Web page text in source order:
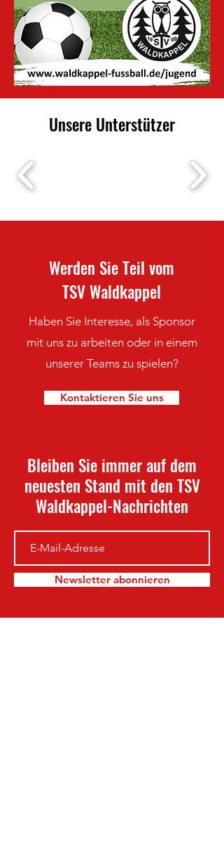
Unsere Unterstützer
Werden Sie Teil vom
TSV Waldkappel
Haben Sie Interesse, als Sponsor
mit uns zu arbeiten oder in einem
unserer Teams zu spielen?
Kontaktieren Sie uns
Bleiben Sie immer auf dem
neuesten Stand mit den TSV
Waldkappel-Nachrichten
Newsletter abonnieren